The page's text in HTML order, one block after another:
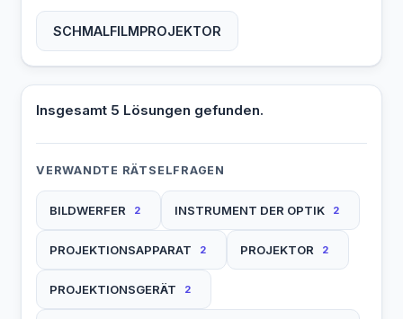
SCHMALFILMPROJEKTOR
Insgesamt 5 Lösungen gefunden.
VERWANDTE RÄTSELFRAGEN
BILDWERFER 2 INSTRUMENT DER OPTIK 2
PROJEKTIONSAPPARAT 2 PROJEKTOR 2
PROJEKTIONSGERÄT 2